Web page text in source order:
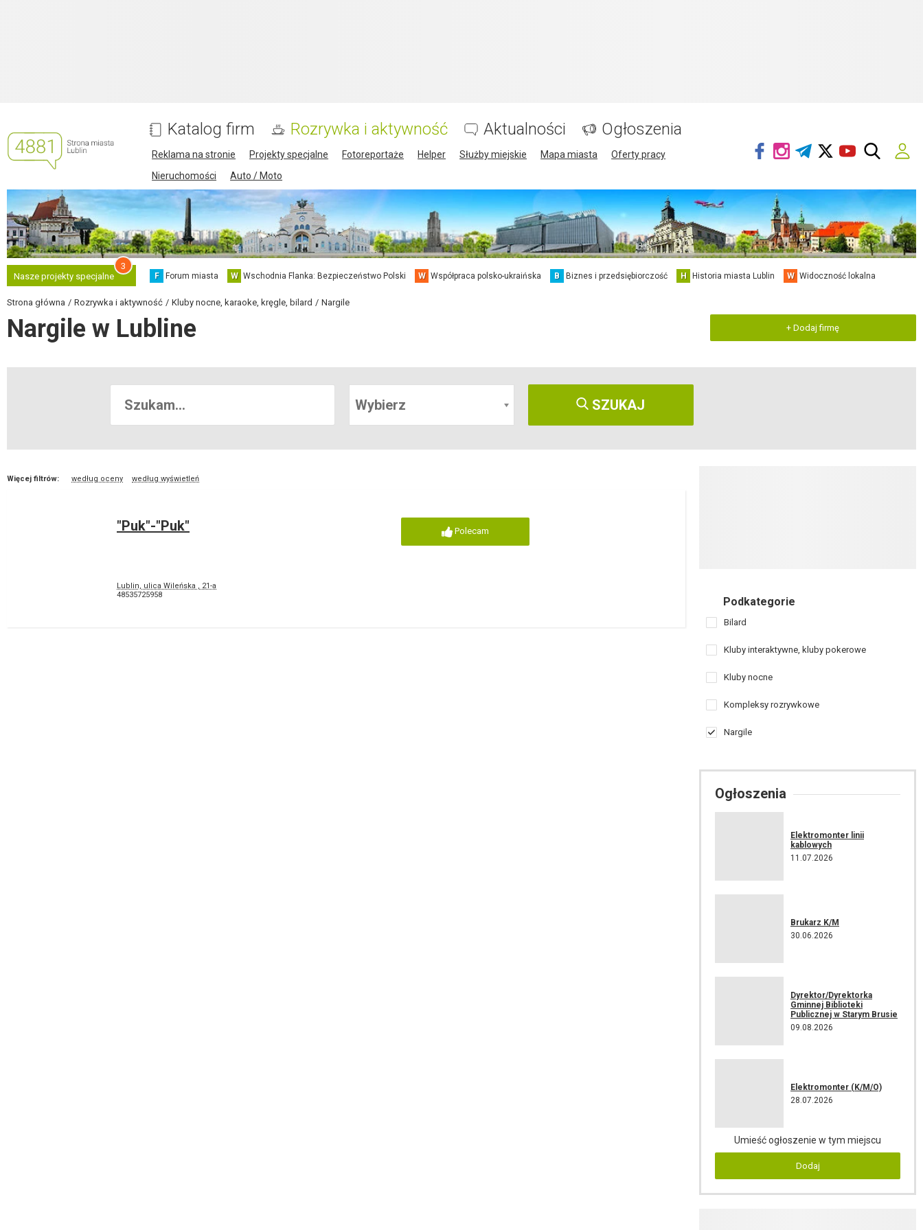
Katalog firm Rozrywka i aktywność Aktualności Ogłoszenia
Reklama na stronie Projekty specjalne Fotoreportaże Helper Służby miejskie Mapa miasta
Oferty pracy
Nieruchomości
Auto / Moto
Nasze projekty specjalne
3
F Forum miasta W Wschodnia Flanka: Bezpieczeństwo Polski W Współpraca polsko-ukraińska B Biznes i przedsiębiorczość H Historia miasta Lublin W Widoczność lokalna
Strona główna Rozrywka i aktywność Kluby nocne, karaoke, kręgle, bilard Nargile
Nargile w Lubline + Dodaj firmę
Wybierz SZUKAJ
Więcej filtrów: według oceny według wyświetleń
"Puk"-"Puk"
Lublin, ulica Wileńska , 21-а
48535725958
Polecam
Podkategorie
Bilard
Kluby interaktywne, kluby pokerowe
Kluby nocne
Kompleksy rozrywkowe
Nargile
Ogłoszenia
Elektromonter linii
kablowych
11.07.2026
Brukarz K/M
30.06.2026
Dyrektor/Dyrektorka
Gminnej Biblioteki
Publicznej w Starym Brusie
09.08.2026
Elektromonter (K/M/O)
28.07.2026
Umieść ogłoszenie w tym miejscu
Dodaj